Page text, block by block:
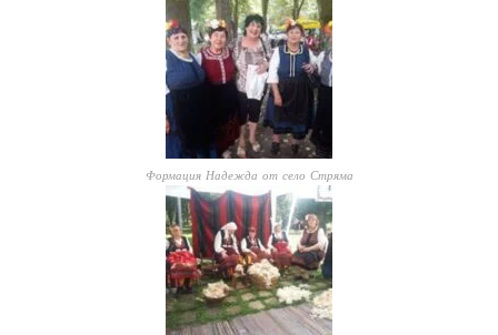
Формация Надежда от село Стряма